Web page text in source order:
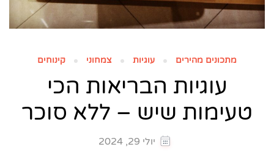
מתכונים מהירים עוגיות צמחוני קינוחים
עוגיות הבריאות הכי
טעימות שיש – ללא סוכר
יולי 29, 2024